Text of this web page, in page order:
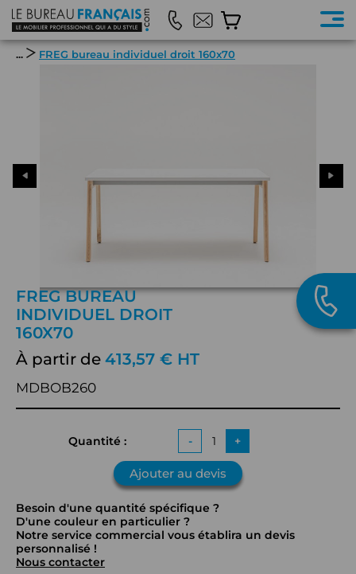
... FREG bureau individuel droit 160x70
FREG BUREAU
INDIVIDUEL DROIT
160X70
À partir de 413,57 € HT
MDBOB260
Quantité : - +
Ajouter au devis
Besoin d'une quantité spécifique ?
D'une couleur en particulier ?
Notre service commercial vous établira un devis
personnalisé !
Nous contacter